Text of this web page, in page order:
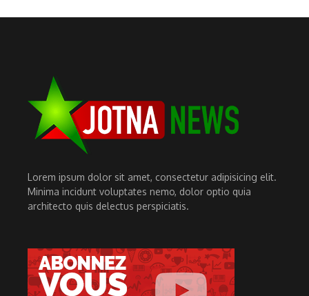
Lorem ipsum dolor sit amet, consectetur adipisicing elit.
Minima incidunt voluptates nemo, dolor optio quia
architecto quis delectus perspiciatis.